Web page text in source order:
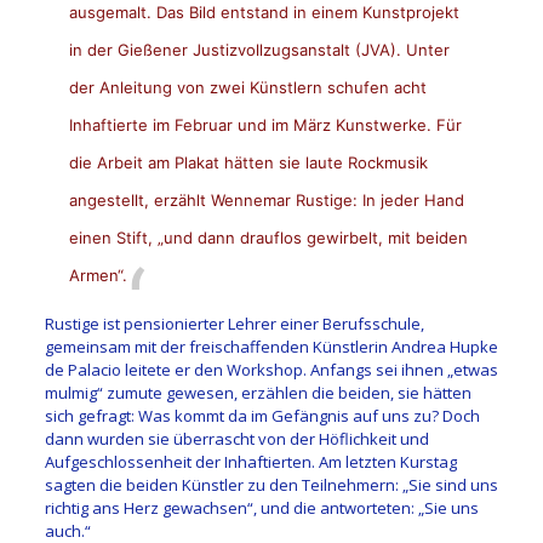
ausgemalt. Das Bild entstand in einem Kunstprojekt
in der Gießener Justizvollzugsanstalt (JVA). Unter
der Anleitung von zwei Künstlern schufen acht
Inhaftierte im Februar und im März Kunstwerke. Für
die Arbeit am Plakat hätten sie laute Rockmusik
angestellt, erzählt Wennemar Rustige: In jeder Hand
einen Stift, „und dann drauflos gewirbelt, mit beiden
Armen“.
Rustige ist pensionierter Lehrer einer Berufsschule,
gemeinsam mit der freischaffenden Künstlerin Andrea Hupke
de Palacio leitete er den Workshop. Anfangs sei ihnen „etwas
mulmig“ zumute gewesen, erzählen die beiden, sie hätten
sich gefragt: Was kommt da im Gefängnis auf uns zu? Doch
dann wurden sie überrascht von der Höflichkeit und
Aufgeschlossenheit der Inhaftierten. Am letzten Kurstag
sagten die beiden Künstler zu den Teilnehmern: „Sie sind uns
richtig ans Herz gewachsen“, und die antworteten: „Sie uns
auch.“